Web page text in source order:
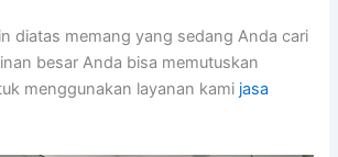
diatas memang yang sedang Anda cari
besar Anda bisa memutuskan
menggunakan layanan kami jasa